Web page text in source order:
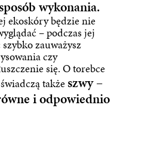
wykonania.
ekoskóry będzie nie
– podczas jej
zauważysz
czy
się. O torebce
także szwy –
i odpowiednio